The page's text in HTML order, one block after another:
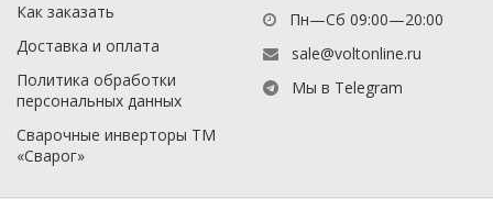
Как заказать
Доставка и оплата
Политика обработки
персональных данных
Сварочные инверторы ТМ
«Сварог»
Пн—Сб 09:00—20:00
sale@voltonline.ru
Мы в Telegram